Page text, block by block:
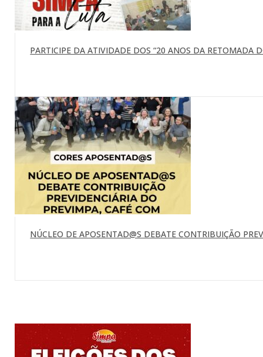
PARTICIPE DA ATIVIDADE DOS “20 ANOS DA RETOMADA
NÚCLEO DE APOSENTAD@S DEBATE CONTRIBUIÇÃO